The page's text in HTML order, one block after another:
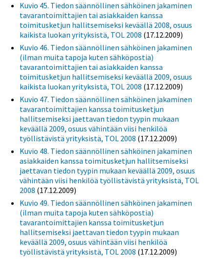
Kuvio 45. Tiedon säännöllinen sähköinen jakaminen
tavarantoimittajien tai asiakkaiden kanssa
toimitusketjun hallitsemiseksi keväällä 2008, osuus
kaikista luokan yrityksistä, TOL 2008 (17.12.2009)
Kuvio 46. Tiedon säännöllinen sähköinen jakaminen
(ilman muita tapoja kuten sähköpostia)
tavarantoimittajien tai asiakkaiden kanssa
toimitusketjun hallitsemiseksi keväällä 2009, osuus
kaikista luokan yrityksistä, TOL 2008 (17.12.2009)
Kuvio 47. Tiedon säännöllinen sähköinen jakaminen
tavarantoimittajien kanssa toimitusketjun
hallitsemiseksi jaettavan tiedon tyypin mukaan
keväällä 2009, osuus vähintään viisi henkilöä
työllistävistä yrityksistä, TOL 2008 (17.12.2009)
Kuvio 48. Tiedon säännöllinen sähköinen jakaminen
asiakkaiden kanssa toimitusketjun hallitsemiseksi
jaettavan tiedon tyypin mukaan keväällä 2009, osuus
vähintään viisi henkilöä työllistävistä yrityksistä, TOL
2008 (17.12.2009)
Kuvio 49. Tiedon säännöllinen sähköinen jakaminen
(ilman muita tapoja kuten sähköpostia)
tavarantoimittajien kanssa toimitusketjun
hallitsemiseksi jaettavan tiedon tyypin mukaan
keväällä 2009, osuus vähintään viisi henkilöä
työllistävistä yrityksistä, TOL 2008 (17.12.2009)